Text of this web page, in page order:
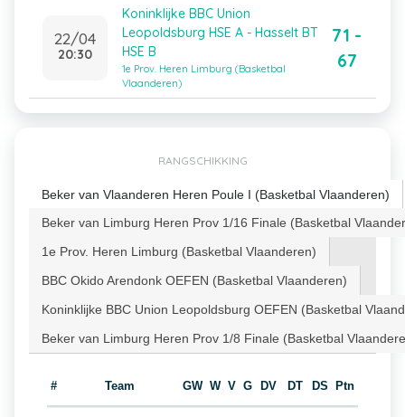
22/04
20:30
Koninklijke BBC Union
Leopoldsburg HSE A - Hasselt BT
HSE B
1e Prov. Heren Limburg (Basketbal
Vlaanderen)
71 -
67
RANGSCHIKKING
Beker van Vlaanderen Heren Poule I (Basketbal Vlaanderen)
Beker van Limburg Heren Prov 1/16 Finale (Basketbal
1e Prov. Heren Limburg (Basketbal Vlaanderen)
BBC Okido Arendonk OEFEN (Basketbal Vlaanderen)
Koninklijke BBC Union Leopoldsburg OEFEN (Basketbal
Beker van Limburg Heren Prov 1/8 Finale (Basketbal
# Team GW W V G DV DT DS Ptn